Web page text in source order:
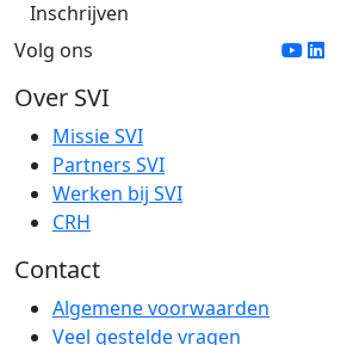
Volg ons
Over SVI
Missie SVI
Partners SVI
Werken bij SVI
CRH
Contact
Algemene voorwaarden
Veel gestelde vragen